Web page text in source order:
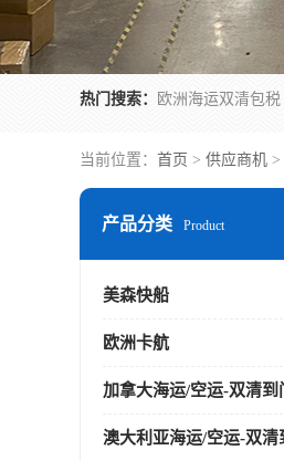
热门搜索：
当前位置： 首页 > 供应商机 >
产品分类 Product
美森快船
欧洲卡航
加拿大海运/空运-双清到
澳大利亚海运/空运-双清